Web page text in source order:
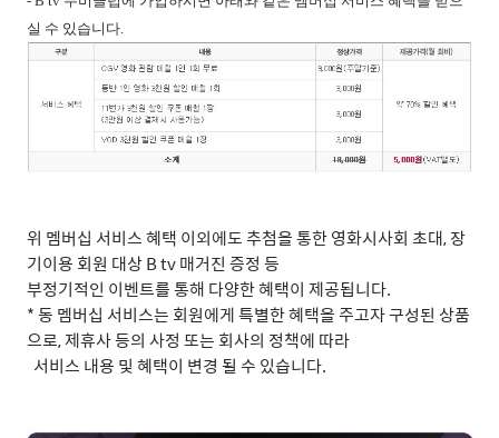
실 수 있습니다.
위 멤버십 서비스 혜택 이외에도 추첨을 통한 영화시사회 초대, 장
기이용 회원 대상 B tv 매거진 증정 등
부정기적인 이벤트를 통해 다양한 혜택이 제공됩니다.
* 동 멤버십 서비스는 회원에게 특별한 혜택을 주고자 구성된 상품
으로, 제휴사 등의 사정 또는 회사의 정책에 따라
서비스 내용 및 혜택이 변경 될 수 있습니다.